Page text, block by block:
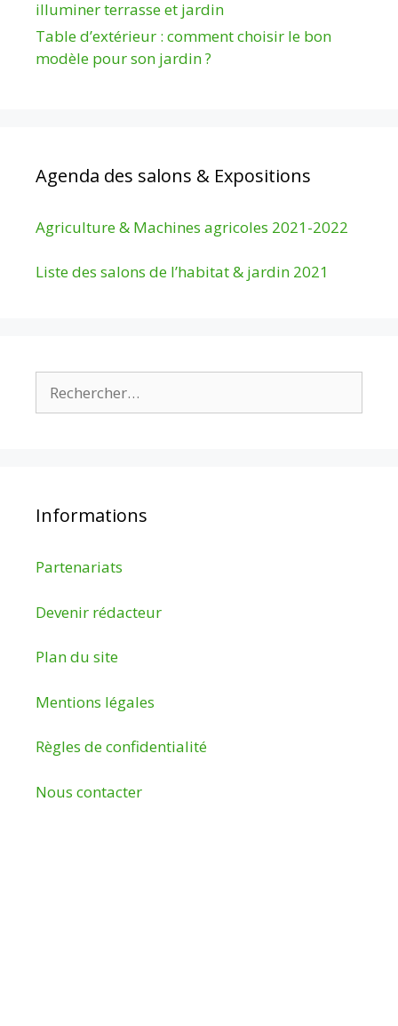
illuminer terrasse et jardin
Table d’extérieur : comment choisir le bon
modèle pour son jardin ?
Agenda des salons & Expositions
Agriculture & Machines agricoles 2021-2022
Liste des salons de l’habitat & jardin 2021
Informations
Partenariats
Devenir rédacteur
Plan du site
Mentions légales
Règles de confidentialité
Nous contacter